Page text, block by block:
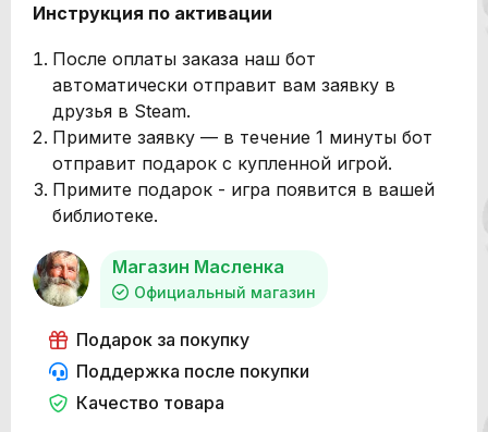
Инструкция по активации
После оплаты заказа наш бот
автоматически отправит вам заявку в
друзья в Steam.
Примите заявку — в течение 1 минуты бот
отправит подарок с купленной игрой.
Примите подарок - игра появится в вашей
библиотеке.
Магазин Масленка
Официальный магазин
Подарок за покупку
Поддержка после покупки
Качество товара